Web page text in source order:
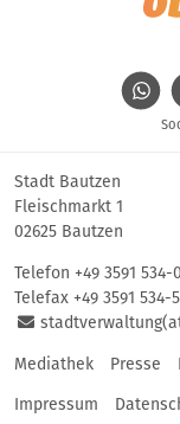
Stadt Bautzen
Fleischmarkt 1
02625 Bautzen
Telefon +49 3591 534-0
Telefax +49 3591 534-
Mediathek Presse
Impressum